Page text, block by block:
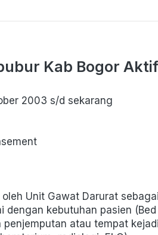
Kab Bogor
2003 s/d sekarang
Unit Gawat Darurat
kebutuhan pasien
atau tempat